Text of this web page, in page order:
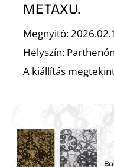
METAXU.
Megnyitó:
Helyszín:
A kiállítás